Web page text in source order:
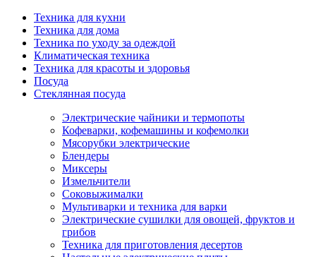
Техника для кухни
Техника для дома
Техника по уходу за одеждой
Климатическая техника
Техника для красоты и здоровья
Посуда
Стеклянная посуда
Электрические чайники и термопоты
Кофеварки, кофемашины и кофемолки
Мясорубки электрические
Блендеры
Миксеры
Измельчители
Соковыжималки
Мультиварки и техника для варки
Электрические сушилки для овощей, фруктов и
грибов
Техника для приготовления десертов